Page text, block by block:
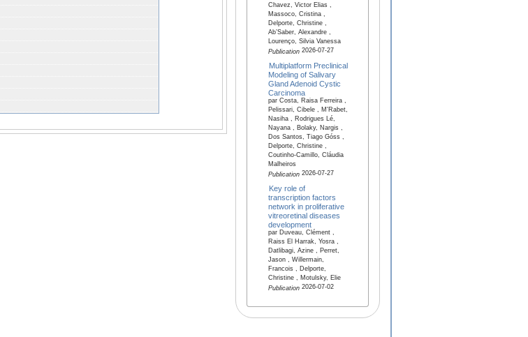
Chavez, Victor Elias ,
Massoco, Cristina ,
Delporte, Christine ,
Ab’Saber, Alexandre ,
Lourenço, Silvia Vanessa
Publication2026-07-27
Multiplatform Preclinical
Modeling of Salivary
Gland Adenoid Cystic
Carcinoma
par Costa, Raisa Ferreira ,
Pelissari, Cibele , M'Rabet,
Nasiha , Rodrigues Lé,
Nayana , Bolaky, Nargis ,
Dos Santos, Tiago Góss ,
Delporte, Christine ,
Coutinho-Camillo, Cláudia
Malheiros
Publication2026-07-27
Key role of
transcription factors
network in proliferative
vitreoretinal diseases
development
par Duveau, Clément ,
Raiss El Harrak, Yosra ,
Datlibagi, Azine , Perret,
Jason , Willermain,
Francois , Delporte,
Christine , Motulsky, Elie
Publication2026-07-02